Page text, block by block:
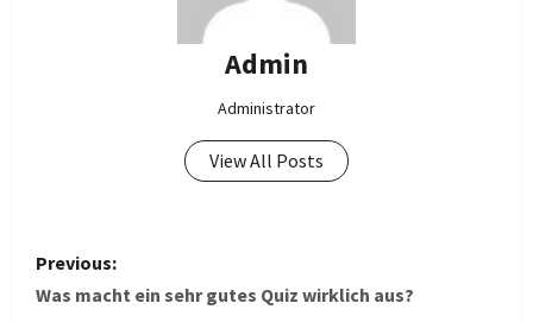
Admin
Administrator
View All Posts
P
o
Previous:
Was macht ein sehr gutes Quiz wirklich aus?